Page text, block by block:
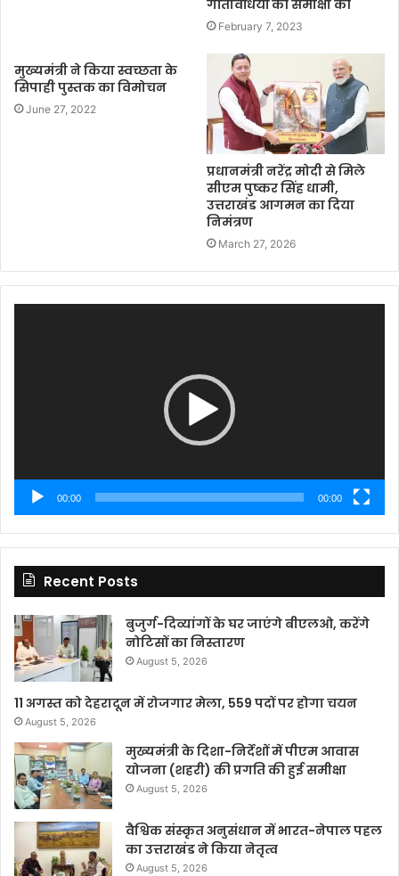
गतिविधियों की समीक्षा की
February 7, 2023
मुख्यमंत्री ने किया स्वच्छता के
सिपाही पुस्तक का विमोचन
June 27, 2022
प्रधानमंत्री नरेंद्र मोदी से मिले
सीएम पुष्कर सिंह धामी,
उत्तराखंड आगमन का दिया
निमंत्रण
March 27, 2026
00:00 00:00
Recent Posts
बुजुर्ग-दिव्यांगों के घर जाएंगे बीएलओ, करेंगे
नोटिसों का निस्तारण
August 5, 2026
11 अगस्त को देहरादून में रोजगार मेला, 559 पदों पर होगा चयन
August 5, 2026
मुख्यमंत्री के दिशा-निर्देशों में पीएम आवास
योजना (शहरी) की प्रगति की हुई समीक्षा
August 5, 2026
वैश्विक संस्कृत अनुसंधान में भारत-नेपाल पहल
का उत्तराखंड ने किया नेतृत्व
August 5, 2026